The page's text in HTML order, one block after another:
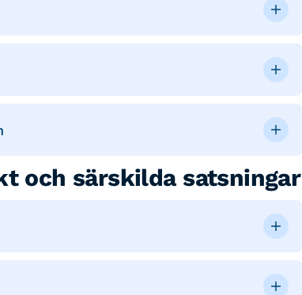
och särskilda satsningar